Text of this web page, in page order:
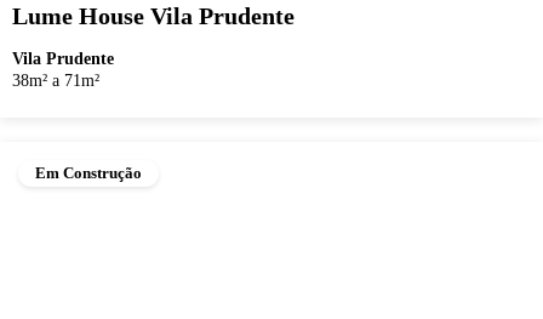
Lume House Vila Prudente
Vila Prudente
38m² a 71m²
Em Construção